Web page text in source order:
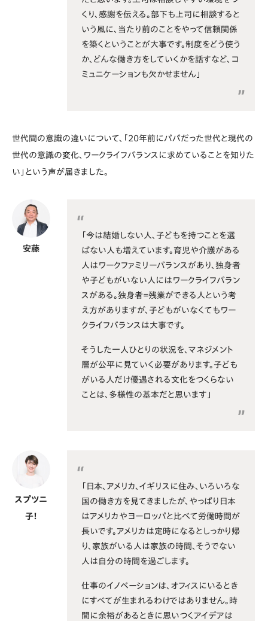
くり、感謝を伝える。部下も上司に相談すると
いう風に、当たり前のことをやって信頼関係
を築くということが大事です。制度をどう使う
か、どんな働き方をしていくかを話すなど、コ
ミュニケーションも欠かせません」
世代間の意識の違いについて、「20年前にパパだった世代と現代の
世代の意識の変化、ワークライフバランスに求めていることを知りた
い」という声が届きました。
安藤
「今は結婚しない人、子どもを持つことを選
ばない人も増えています。育児や介護がある
人はワークファミリーバランスがあり、独身者
や子どもがいない人にはワークライフバラン
スがある。独身者＝残業ができる人という考
え方がありますが、子どもがいなくてもワー
クライフバランスは大事です。
そうした一人ひとりの状況を、マネジメント
層が公平に見ていく必要があります。子ども
がいる人だけ優遇される文化をつくらない
ことは、多様性の基本だと思います」
スプツニ
子！
「日本、アメリカ、イギリスに住み、いろいろな
国の働き方を見てきましたが、やっぱり日本
はアメリカやヨーロッパと比べて労働時間が
長いです。アメリカは定時になるとしっかり帰
り、家族がいる人は家族の時間、そうでない
人は自分の時間を過ごします。
仕事のイノベーションは、オフィスにいるとき
にすべてが生まれるわけではありません。時
間に余裕があるときに思いつくアイデアは